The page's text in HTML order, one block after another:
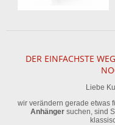
DER EINFACHSTE
Liebe
wir verändern gerade etwas
Anhänger suchen, sind